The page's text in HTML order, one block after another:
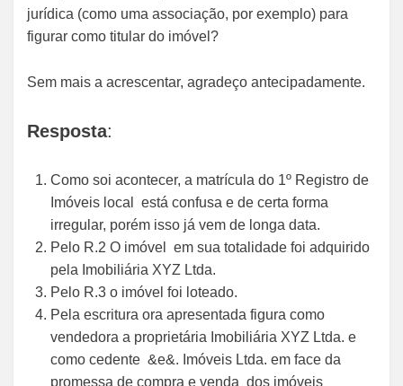
jurídica (como uma associação, por exemplo) para
figurar como titular do imóvel?
Sem mais a acrescentar, agradeço antecipadamente.
Resposta:
Como soi acontecer, a matrícula do 1º Registro de
Imóveis local está confusa e de certa forma
irregular, porém isso já vem de longa data.
Pelo R.2 O imóvel em sua totalidade foi adquirido
pela Imobiliária XYZ Ltda.
Pelo R.3 o imóvel foi loteado.
Pela escritura ora apresentada figura como
vendedora a proprietária Imobiliária XYZ Ltda. e
como cedente &e&. Imóveis Ltda. em face da
promessa de compra e venda dos imóveis